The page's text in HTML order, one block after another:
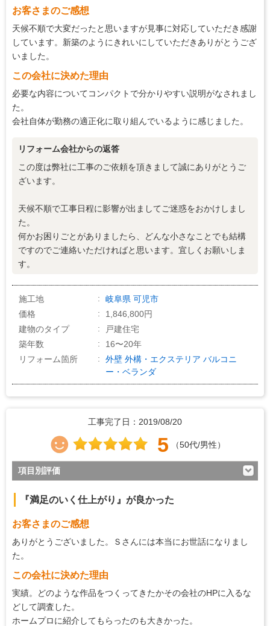
説明の分かりやすさ 5
施工の段取り・管理
作業中の配慮
価格の納得感 4
お客さまのご感想
天候不順で大変だったと思いますが見事に対応していただき感謝
しています。新築のようにきれいにしていただきありがとうござ
いました。
この会社に決めた理由
必要な内容についてコンパクトで分かりやすい説明がなされまし
た。
会社自体が勤務の適正化に取り組んでいるように感じました。
リフォーム会社からの返答
この度は弊社に工事のご依頼を頂きまして誠にありがとうご
ざいます。
天候不順で工事日程に影響が出ましてご迷惑をおかけしまし
た。
何かお困りごとがありましたら、どんな小さなことでも結構
ですのでご連絡いただければと思います。宜しくお願いしま
す。
施工地 岐阜県 可児市
価格
1,846,800円
建物のタイプ
戸建住宅
築年数
16〜20年
リフォーム箇所
外壁 外構・エクステリア バルコニ
ー・ベランダ
工事完了日：2019/08/20
5 （50代/男性）
項目別評価
説明の分かりやすさ
施工の段取り・管理
作業中の配慮 5
仕上がり
『満足のいく仕上がり』が良かった
お客さまのご感想
ありがとうございました。Ｓさんには本当にお世話になりまし
た。
この会社に決めた理由
実績。どのような作品をつくってきたかその会社のHPに入るな
どして調査した。
ホームプロに紹介してもらったのも大きかった。